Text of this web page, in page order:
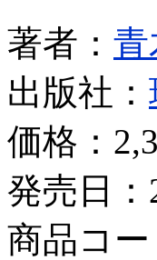
著者： 青
出版社：
価格：
発売日：
商品コー